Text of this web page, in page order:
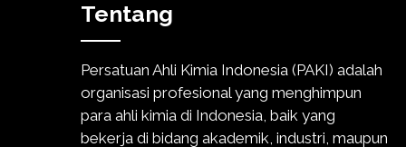
Tentang
Persatuan Ahli Kimia Indonesia (PAKI) adalah
organisasi profesional yang menghimpun
para ahli kimia di Indonesia, baik yang
bekerja di bidang akademik, industri, maupun